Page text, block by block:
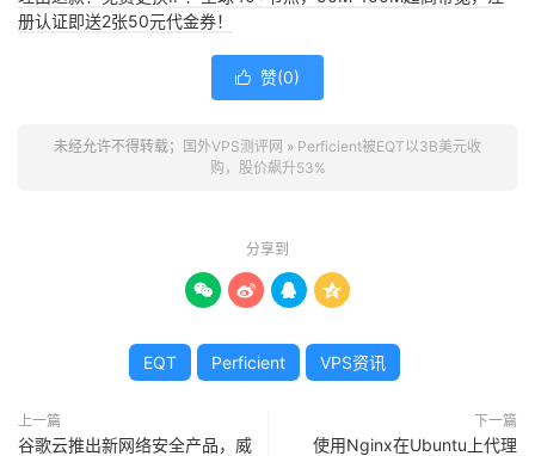
册认证即送2张50元代金券！
 赞(0)
未经允许不得转载； 国外VPS测评网 » Perficient被EQT以3B美元收
购，股价飙升53%
分享到
   
EQT Perficient VPS资讯
上一篇
谷歌云推出新网络安全产品，威
下一篇
使用Nginx在Ubuntu上代理